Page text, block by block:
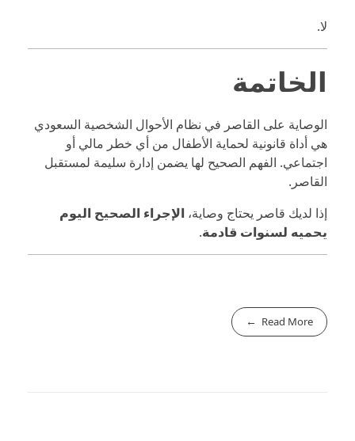
لا.
الخاتمة
الوصاية على القاصر في نظام الأحوال الشخصية السعودي
هي أداة قانونية لحماية الأطفال من أي خطر مالي أو
اجتماعي. الفهم الصحيح لها يضمن إدارة سليمة لمستقبل
القاصر.
إذا لديك قاصر يحتاج وصاية، الإجراء الصحيح اليوم
يحميه لسنوات قادمة.
Read More